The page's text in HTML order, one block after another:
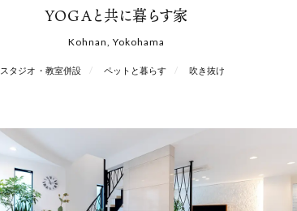
YOGAと共に暮らす家
Kohnan, Yokohama
スタジオ・教室併設 ペットと暮らす 吹き抜け